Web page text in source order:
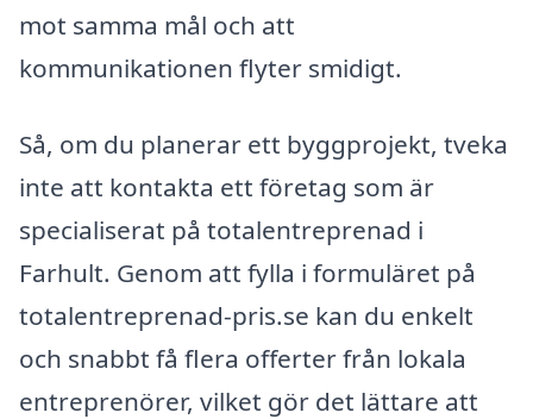
mot samma mål och att
kommunikationen flyter smidigt.
Så, om du planerar ett byggprojekt, tveka
inte att kontakta ett företag som är
specialiserat på totalentreprenad i
Farhult. Genom att fylla i formuläret på
totalentreprenad-pris.se kan du enkelt
och snabbt få flera offerter från lokala
entreprenörer, vilket gör det lättare att